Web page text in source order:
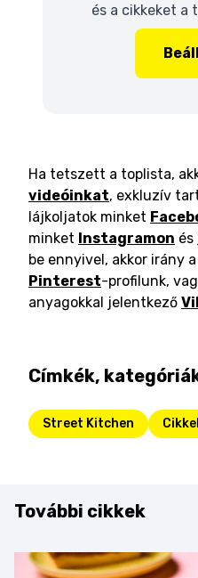
és a cikkeket a
Ha tetszett a toplista,
videóinkat, exkluzív
lájkoljatok minket
minket Instagramon és
be ennyivel, akkor irány
Pinterest-profilunk,
anyagokkal jelentkező
Címkék,
Street Kitchen
További cikkek